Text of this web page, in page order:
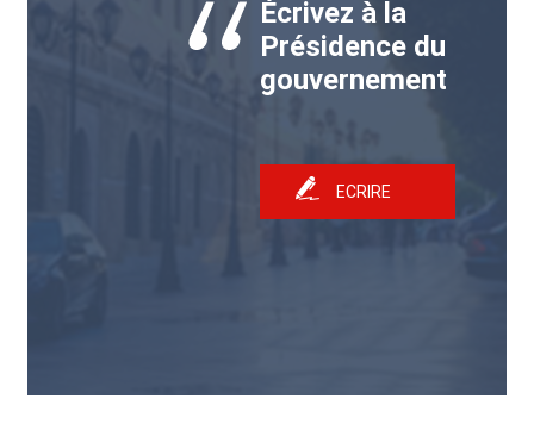
Écrivez à la
Présidence du
gouvernement
ECRIRE